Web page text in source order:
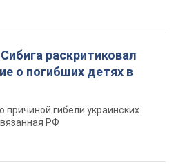
раскритиковал
о погибших детях в
гибели украинских
РФ